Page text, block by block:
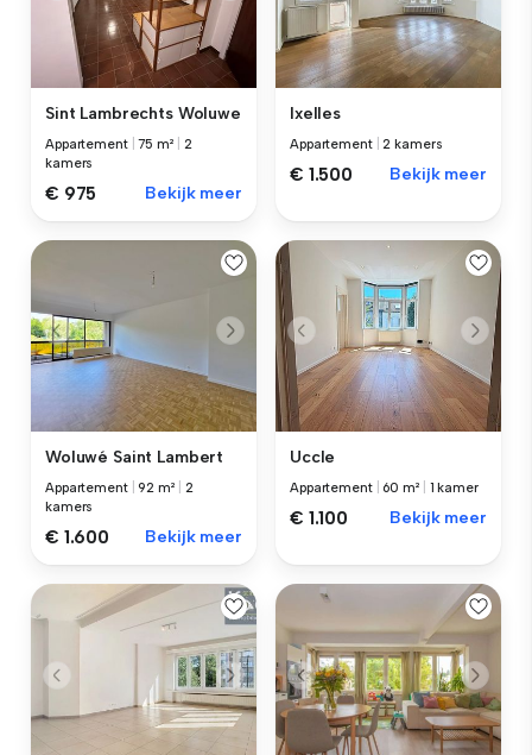
Sint Lambrechts Woluwe
Appartement |75 m²
2
kamers
€ 975 Bekijk meer
Ixelles
Appartement |2 kamers
€ 1.500 Bekijk meer
Woluwé Saint Lambert
Appartement |92 m²
2
kamers
€ 1.600 Bekijk meer
Uccle
Appartement 60 m² 1 kamer
€ 1.100 Bekijk meer